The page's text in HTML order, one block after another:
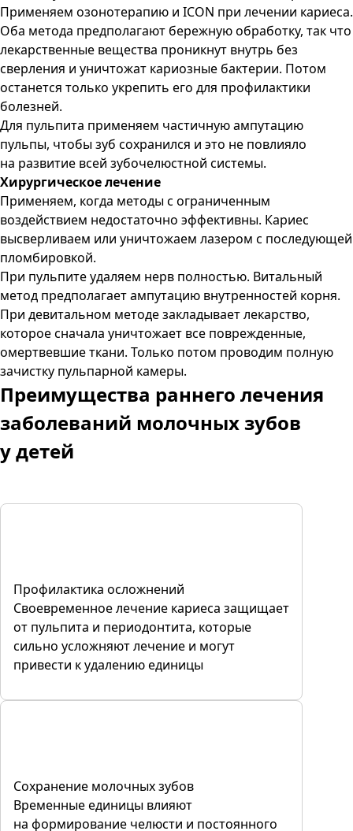
Применяем озонотерапию и ICON при лечении кариеса.
Оба метода предполагают бережную обработку, так что
лекарственные вещества проникнут внутрь без
сверления и уничтожат кариозные бактерии. Потом
останется только укрепить его для профилактики
болезней.
Для пульпита применяем частичную ампутацию
пульпы, чтобы зуб сохранился и это не повлияло
на развитие всей зубочелюстной системы.
Хирургическое лечение
Применяем, когда методы с ограниченным
воздействием недостаточно эффективны. Кариес
высверливаем или уничтожаем лазером с последующей
пломбировкой.
При пульпите удаляем нерв полностью. Витальный
метод предполагает ампутацию внутренностей корня.
При девитальном методе закладывает лекарство,
которое сначала уничтожает все поврежденные,
омертвевшие ткани. Только потом проводим полную
зачистку пульпарной камеры.
Преимущества раннего лечения
заболеваний молочных зубов
у детей
Профилактика осложнений
Своевременное лечение кариеса защищает
от пульпита и периодонтита, которые
сильно усложняют лечение и могут
привести к удалению единицы
Сохранение молочных зубов
Временные единицы влияют
на формирование челюсти и постоянного